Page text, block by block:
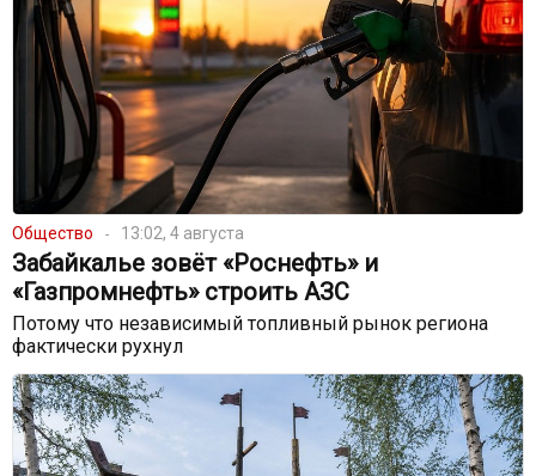
Общество 13:02, 4 августа
Забайкалье зовёт «Роснефть» и
«Газпромнефть» строить АЗС
Потому что независимый топливный рынок региона
фактически рухнул